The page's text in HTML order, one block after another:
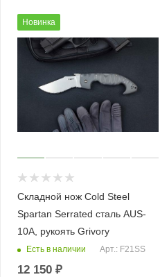
Новинка
Складной нож Cold Steel
Spartan Serrated сталь AUS-
10A, рукоять Grivory
Есть в наличии Арт.: F21SS
12 150 ₽